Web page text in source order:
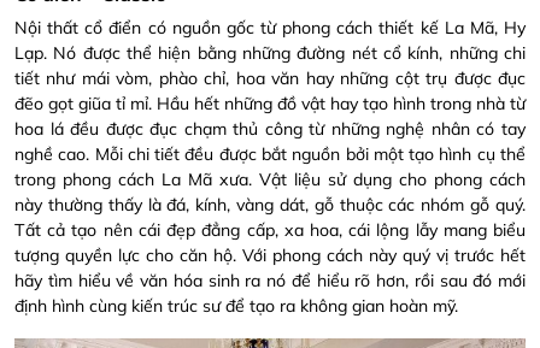
Nội thất cổ điển có nguồn gốc từ phong cách thiết kế La Mã, Hy
Lạp. Nó được thể hiện bằng những đường nét cổ kính, những chi
tiết như mái vòm, phào chỉ, hoa văn hay những cột trụ được đục
đẽo gọt giũa tỉ mỉ. Hầu hết những đồ vật hay tạo hình trong nhà từ
hoa lá đều được đục chạm thủ công từ những nghệ nhân có tay
nghề cao. Mỗi chi tiết đều được bắt nguồn bởi một tạo hình cụ thể
trong phong cách La Mã xưa. Vật liệu sử dụng cho phong cách
này thường thấy là đá, kính, vàng dát, gỗ thuộc các nhóm gỗ quý.
Tất cả tạo nên cái đẹp đẳng cấp, xa hoa, cái lộng lẫy mang biểu
tượng quyền lực cho căn hộ. Với phong cách này quý vị trước hết
hãy tìm hiểu về văn hóa sinh ra nó để hiểu rõ hơn, rồi sau đó mới
định hình cùng kiến trúc sư để tạo ra không gian hoàn mỹ.